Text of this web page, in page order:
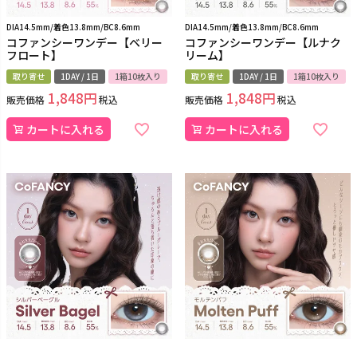
DIA14.5mm/着色13.8mm/BC8.6mm
コファンシーワンデー【ベリー
フロート】
取り寄せ 1DAY / 1日 1箱10枚入り
販売価格 1,848 税込
カートに入れる
DIA14.5mm/着色13.8mm/BC8.6mm
コファンシーワンデー【ルナク
リーム】
取り寄せ 1DAY / 1日 1箱10枚入り
販売価格 1,848 税込
カートに入れる